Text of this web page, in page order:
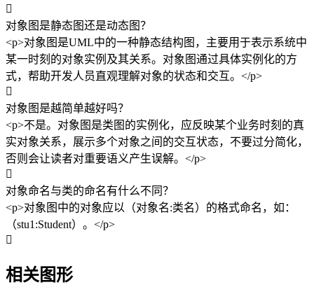

对象图是静态图还是动态图？
<p>对象图是UML中的一种静态结构图，主要用于表示系统中
某一时刻的对象实例及其关系。对象图通过具体实例化的方
式，帮助开发人员直观理解对象的状态和交互。</p>

对象图是越简单越好吗？
<p>不是。对象图是类图的实例化，应反映某个业务时刻的真
实对象关系，展示多个对象之间的交互状态，不要过分简化，
否则会让读者对重要语义产生误解。</p>

对象命名与类的命名有什么不同？
<p>对象图中的对象应以（对象名:类名）的格式命名，如：
（stu1:Student）。</p>

相关图形